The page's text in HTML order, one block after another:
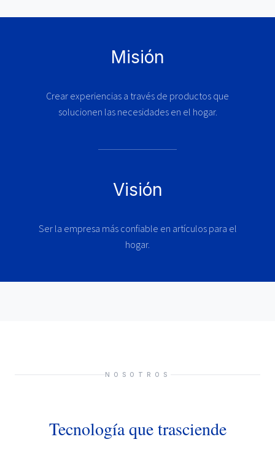
Misión
Crear experiencias a través de productos que
solucionen las necesidades en el hogar.
Visión
Ser la empresa más confiable en artículos para el
hogar.
NOSOTROS
Tecnología que trasciende